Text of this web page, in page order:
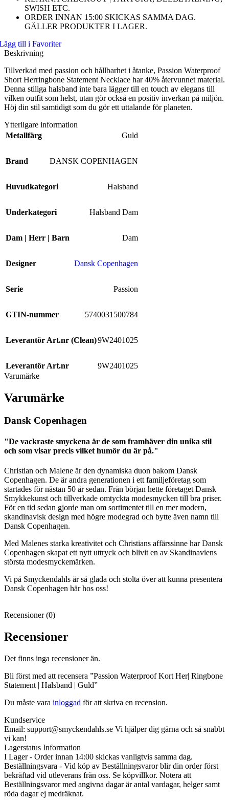
SWISH ETC.
ORDER INNAN 15:00 SKICKAS SAMMA DAG.
GÄLLER PRODUKTER I LAGER.
till i Favoriter
Beskrivning
Tillverkad med passion och hållbarhet i åtanke, Passion Waterproof
Short Herringbone Statement Necklace har 40% återvunnet material.
Denna stiliga halsband inte bara lägger till en touch av elegans till
vilken outfit som helst, utan gör också en positiv inverkan på miljön.
Höj din stil samtidigt som du gör ett uttalande för planeten.
Ytterligare information
Metallfärg
Guld
Brand DANSK COPENHAGEN
Huvudkategori Halsband
Underkategori Halsband Dam
Dam | Herr | Barn Dam
Designer Dansk Copenhagen
Serie Passion
GTIN-nummer 5740031500784
Leverantör Art.nr (Clean)9W2401025
Leverantör Art.nr
9W2401025
Varumärke
Varumärke
Dansk Copenhagen
"De vackraste smyckena är de som framhäver din unika stil
och som visar precis vilket humör du är på."
Christian och Malene är den dynamiska duon bakom Dansk
Copenhagen. De är andra generationen i ett familjeföretag som
startades för nästan 50 år sedan. Från början hette företaget Dansk
Smykkekunst och tillverkade omtyckta modesmycken till bra priser.
För en tid sedan gjorde man om sortimentet till en mer modern,
skandinavisk design med högre modegrad och bytte även namn till
Dansk Copenhagen.
Med Malenes starka kreativitet och Christians affärssinne har Dansk
Copenhagen skapat ett nytt uttryck och blivit en av Skandinaviens
största modesmyckemärken.
Vi på Smyckendahls är så glada och stolta över att kunna presentera
Dansk Copenhagen här hos oss!
Recensioner (0)
Recensioner
Det finns inga recensioner än.
Bli först med att recensera ”Passion Waterproof Kort Her| Ringbone
Statement | Halsband | Guld”
Du måste vara inloggad för att skriva en recension.
Kundservice
Email: support@smyckendahls.se Vi hjälper dig gärna och så snabbt
vi kan!
Lagerstatus Information
I Lager - Order innan 14:00 skickas vanligtvis samma dag.
Beställningsvara - Vid köp av Beställningsvaror blir din order först
bekräftad vid utleverans från oss. Se köpvillkor. Notera att
Beställningsvaror med angivna dagar är antal vardagar, helger samt
röda dagar ej medräknat.